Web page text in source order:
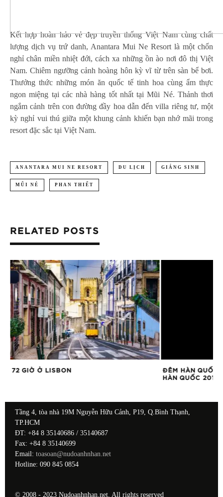
Kết hợp hoàn hảo vẻ đẹp truyền thống Việt Nam cùng chất
lượng dịch vụ trứ danh, Anantara Mui Ne Resort là một chốn
nghỉ chân miền nhiệt đới, cách xa những ồn ào nơi đô thị Việt
Nam. Chiêm ngưỡng cảnh hoàng hôn kỳ vĩ từ trên sàn bể bơi.
Thưởng thức những món ăn quốc tế tinh hoa cùng ẩm thực
ngon miệng tại các nhà hàng tốt nhất tại Mũi Né. Thảnh thơi
ngắm cảnh trên con đường đầy hoa dẫn đến villa riêng tư, một
kỳ nghỉ vui thú giữa một khung cảnh khiến bạn nhớ mãi trong
resort đặc sắc tại Việt Nam.
ANANTARA MUI NE RESORT DU LỊCH GIÁNG SINH
MŨI NÉ PHAN THIẾT
RELATED POSTS
72 GIỜ Ở LISBON
ĐÊM HÀN QUỐC
HÀN QUỐC 2017
Tầng 4, tòa nhà 19M Nguyễn Hữu Cảnh, P19, Q.Bình Thạnh,
TP.HCM
ĐT: +84 8 35140686 / 35140687
Fax: +84 8 35140699
Email: toasoan@nudoanhnhan.net
Hotline: 090 845 0854
© 2008 - 2023 Nudoanhnhan.net. All rights reserved